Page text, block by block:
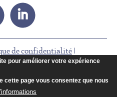
de confidentialité |
pour améliorer votre expérience
cette page vous consentez que nous